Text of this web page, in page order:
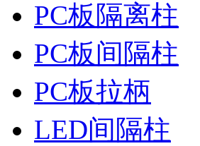
PC板隔离柱
PC板间隔柱
PC板拉柄
LED间隔柱